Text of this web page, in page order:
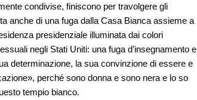
condivise, finiscono per travolgere gli
anche di una fuga dalla Casa Bianca assieme a
presidenziale illuminata dai colori
negli Stati Uniti: una fuga d’insegnamento e
determinazione, la sua convinzione di essere e
perché sono donna e sono nera e lo so
tempio bianco.